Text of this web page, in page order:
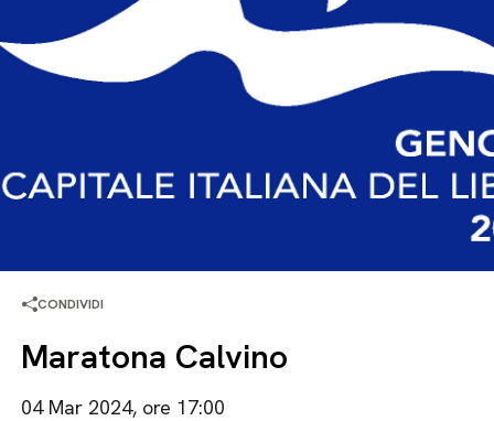
CONDIVIDI
Maratona Calvino
04 Mar 2024, ore 17:00